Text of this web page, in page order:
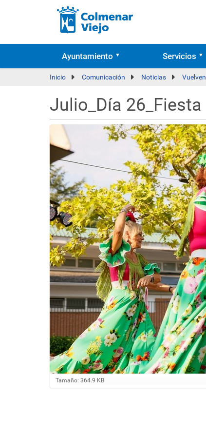
Ayuntamiento Servicios
Inicio Comunicación Noticias
Julio_Día
H
a
Tamaño: 364.9 KB